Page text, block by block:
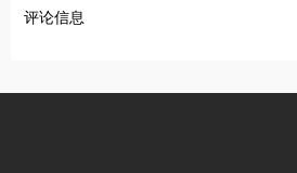
评论信息